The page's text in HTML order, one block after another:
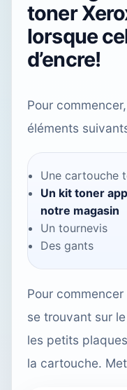
toner
lorsque
d’encre!
Pour
éléments
Une cartouche
Un kit toner
notre magasin
Un tournevis
Des gants
Pour
se trouvant sur
les petits
la cartouche.